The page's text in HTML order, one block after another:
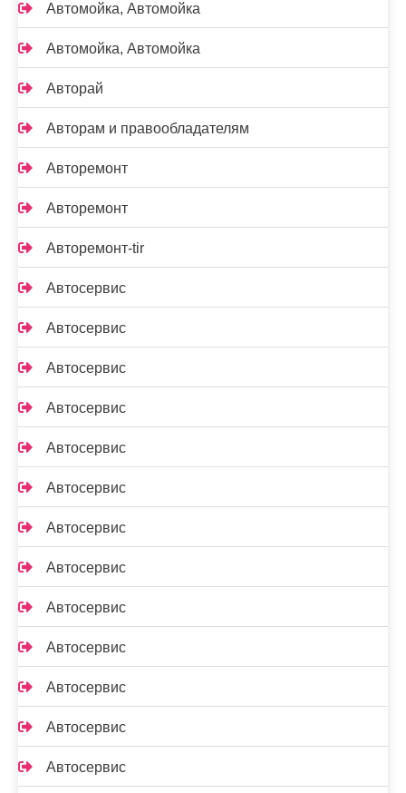
Автомойка, Автомойка
Автомойка, Автомойка
Авторай
Авторам и правообладателям
Авторемонт
Авторемонт
Авторемонт-tir
Автосервис
Автосервис
Автосервис
Автосервис
Автосервис
Автосервис
Автосервис
Автосервис
Автосервис
Автосервис
Автосервис
Автосервис
Автосервис